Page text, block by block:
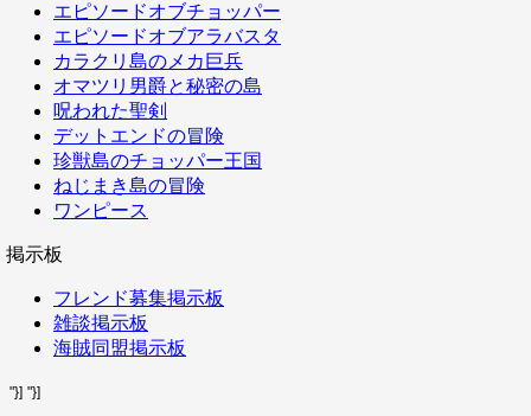
エピソードオブチョッパー
エピソードオブアラバスタ
カラクリ島のメカ巨兵
オマツリ男爵と秘密の島
呪われた聖剣
デットエンドの冒険
珍獣島のチョッパー王国
ねじまき島の冒険
ワンピース
掲示板
フレンド募集掲示板
雑談掲示板
海賊同盟掲示板
"}] "}]